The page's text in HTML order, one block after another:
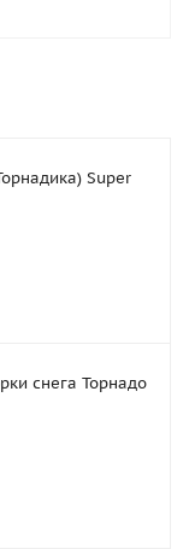
Super
снега Торнадо